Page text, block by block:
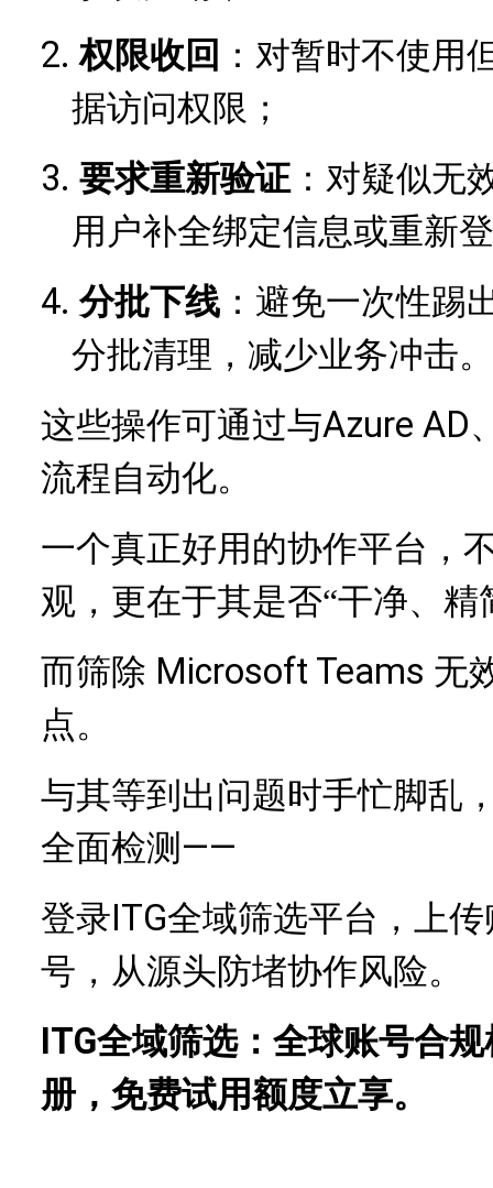
2.权限收回 ：对暂时不使用
据访问权限；
3. 要求重新验证：对疑似无
用户补全绑定信息或重新
4. 分批下线 ：避免一次性踢
分批清理，减少业务冲击。
这些操作可通过与Azure AD
流程自动化。
一个真正好用的协作平台，
观，更在于其是否“干净、精
而筛除 Microsoft Teams 无
点。
与其等到出问题时手忙脚乱
全面检测——
登录ITG全域筛选平台，上
号，从源头防堵协作风险。
ITG全域筛选：全球账号合
册，免费试用额度立享。